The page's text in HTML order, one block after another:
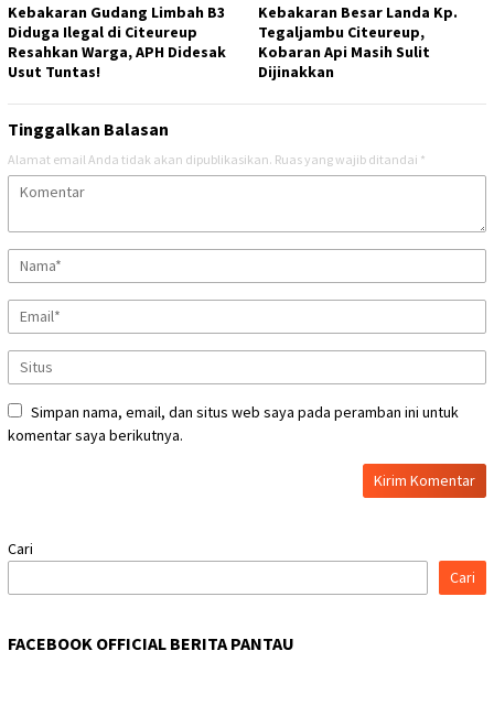
Kebakaran Gudang Limbah B3
Diduga Ilegal di Citeureup
Resahkan Warga, APH Didesak
Usut Tuntas!
Kebakaran Besar Landa Kp.
Tegaljambu Citeureup,
Kobaran Api Masih Sulit
Dijinakkan
Tinggalkan Balasan
Alamat email Anda tidak akan dipublikasikan. Ruas yang wajib ditandai *
Simpan nama, email, dan situs web saya pada peramban ini untuk
komentar saya berikutnya.
Cari
Cari
FACEBOOK OFFICIAL BERITA PANTAU